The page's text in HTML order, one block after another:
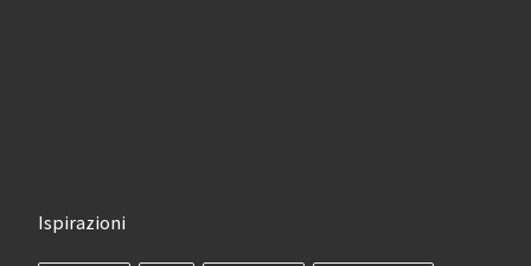
Ispirazioni